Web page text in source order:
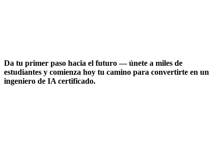
Da tu primer paso hacia el futuro — únete a miles de
estudiantes y comienza hoy tu camino para convertirte en un
ingeniero de IA certificado.